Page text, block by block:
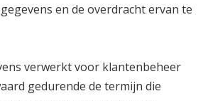
en de overdracht ervan te
verwerkt voor klantenbeheer
gedurende de termijn die